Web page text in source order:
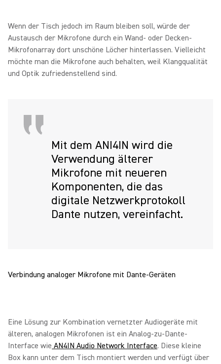
Wenn der Tisch jedoch im Raum bleiben soll, würde der
Austausch der Mikrofone durch ein Wand- oder Decken-
Mikrofonarray dort unschöne Löcher hinterlassen. Vielleicht
möchte man die Mikrofone auch behalten, weil Klangqualität
und Optik zufriedenstellend sind.
Mit dem ANI4IN wird die
Verwendung älterer
Mikrofone mit neueren
Komponenten, die das
digitale Netzwerkprotokoll
Dante nutzen, vereinfacht.
Verbindung analoger Mikrofone mit Dante-Geräten
Eine Lösung zur Kombination vernetzter Audiogeräte mit
älteren, analogen Mikrofonen ist ein Analog-zu-Dante-
Interface wie AN4IN Audio Network Interface. Diese kleine
Box kann unter dem Tisch montiert werden und verfügt über